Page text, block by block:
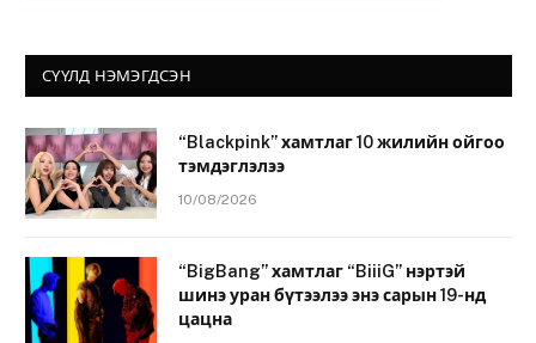
СҮҮЛД НЭМЭГДСЭН
“Blackpink” хамтлаг 10 жилийн ойгоо
тэмдэглэлээ
10/08/2026
“BigBang” хамтлаг “BiiiG” нэртэй
шинэ уран бүтээлээ энэ сарын 19-нд
цацна